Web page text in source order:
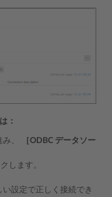
：
み、
［ODBC データソー
します。
設定で正しく接続でき